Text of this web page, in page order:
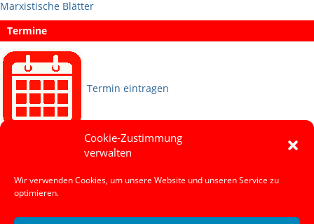
Cookie-Zustimmung
verwalten
Wir verwenden Cookies, um unsere Website und unseren Service zu
optimieren.
Marxistische Blätter
Termine
Termin eintragen
Social Media